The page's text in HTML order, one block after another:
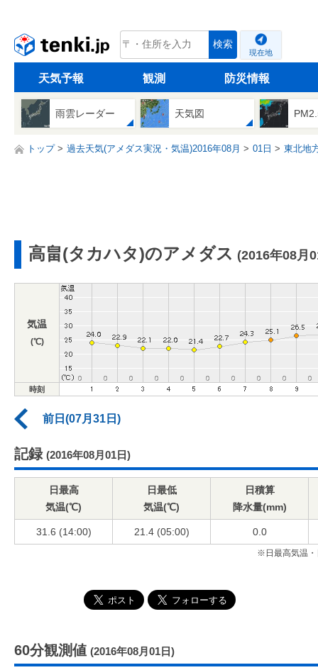
tenki.jp 検索
現在地
天気予報 観測 防災情報
雨雲レーダー 天気図
トップ 過去天気(アメダス実況・気温)2016年08月 01日 東北地
高畠(タカハタ)のアメダス (2016年08月
気温
(℃)
時刻
前日(07月31日)
記録 (2016年08月01日)
日最高
気温(℃)
日最低
気温(℃)
日積算
降水量(mm)
31.6 (14:00) 21.4 (05:00) 0.0
※日最高気温・
60分観測値 (2016年08月01日)